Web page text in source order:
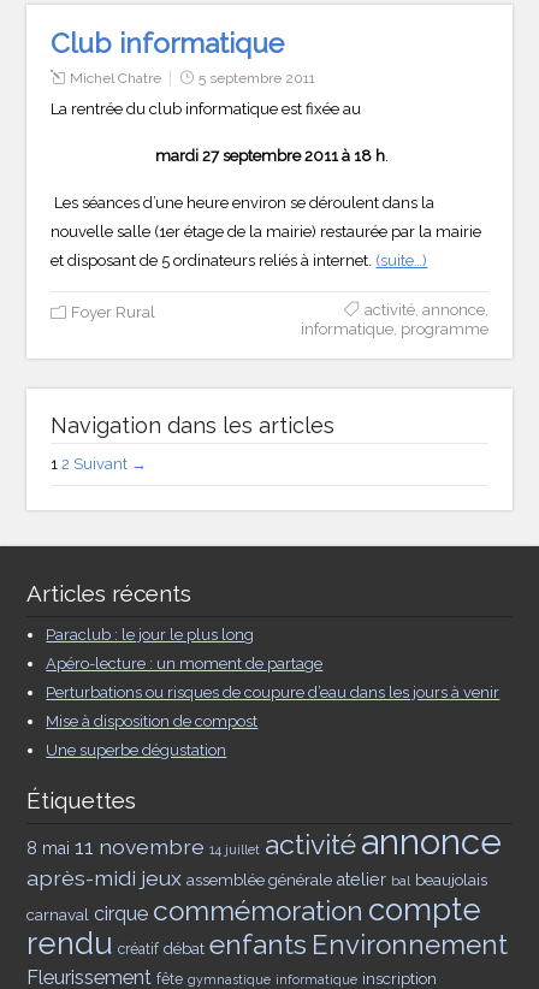
Club informatique
Michel Chatre 5 septembre 2011
La rentrée du club informatique est fixée au
mardi 27 septembre 2011 à 18 h.
Les séances d’une heure environ se déroulent dans la
nouvelle salle (1er étage de la mairie) restaurée par la mairie
et disposant de 5 ordinateurs reliés à internet. (suite…)
Foyer Rural activité, annonce,
informatique, programme
Navigation dans les articles
1 2 Suivant →
Articles récents
Paraclub : le jour le plus long
Apéro-lecture : un moment de partage
Perturbations ou risques de coupure d’eau dans les jours à venir
Mise à disposition de compost
Une superbe dégustation
Étiquettes
8 mai 11 novembre 14 juillet activitéannonce
après-midi jeux assemblée générale atelier bal beaujolais
carnaval cirque commémoration compte
rendu créatif débat enfants Environnement
Fleurissement fête gymnastique informatique inscription